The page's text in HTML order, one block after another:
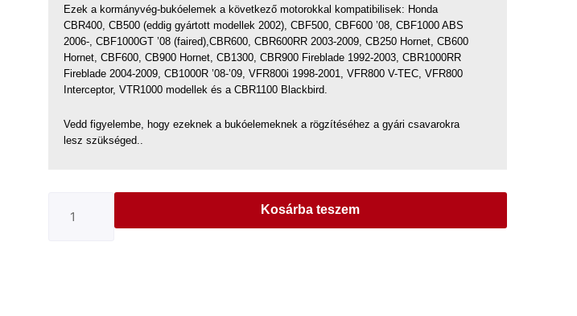
Ezek a kormányvég-bukóelemek a következő motorokkal kompatibilisek: Honda
CBR400, CB500 (eddig gyártott modellek 2002), CBF500, CBF600 ’08, CBF1000 ABS
2006-, CBF1000GT ’08 (faired),CBR600, CBR600RR 2003-2009, CB250 Hornet, CB600
Hornet, CBF600, CB900 Hornet, CB1300, CBR900 Fireblade 1992-2003, CBR1000RR
Fireblade 2004-2009, CB1000R ’08-’09, VFR800i 1998-2001, VFR800 V-TEC, VFR800
Interceptor, VTR1000 modellek és a CBR1100 Blackbird.
Vedd figyelembe, hogy ezeknek a bukóelemeknek a rögzítéséhez a gyári csavarokra
lesz szükséged..
Kosárba teszem